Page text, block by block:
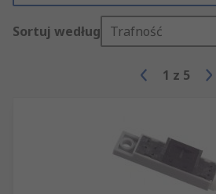
Sortuj według Trafność
1 z 5